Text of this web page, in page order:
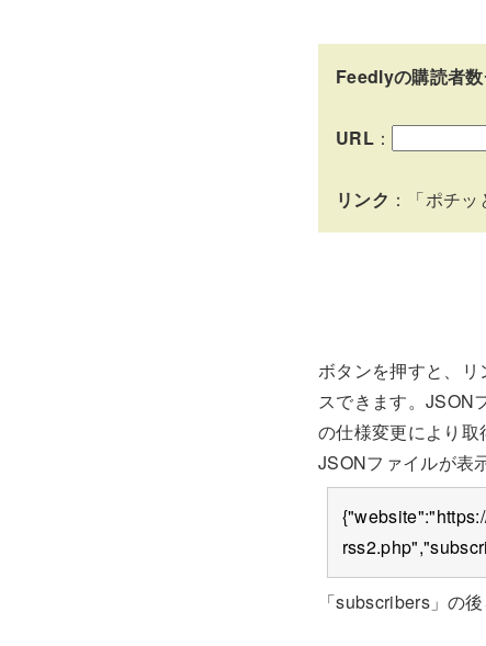
Feedlyの購読者
URL：
リンク ： 「ポチ
ボタンを押すと、
スできます。JSON
の仕様変更により
JSONファイルが表
「subscribers」の